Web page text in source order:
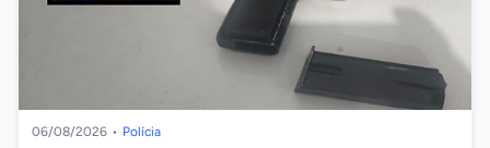
06/08/2026 • Polícia